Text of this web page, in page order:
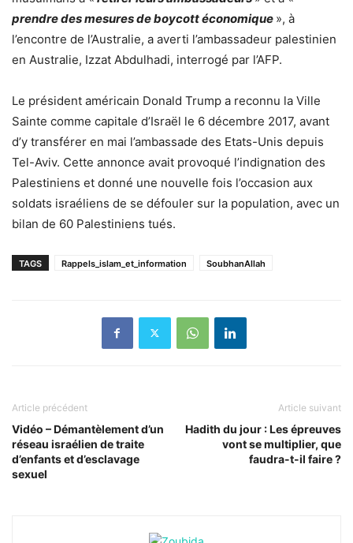
prendre des mesures de boycott économique », à
l’encontre de l’Australie, a averti l’ambassadeur palestinien
en Australie, Izzat Abdulhadi, interrogé par l’AFP.
Le président américain Donald Trump a reconnu la Ville
Sainte comme capitale d’Israël le 6 décembre 2017, avant
d’y transférer en mai l’ambassade des Etats-Unis depuis
Tel-Aviv. Cette annonce avait provoqué l’indignation des
Palestiniens et donné une nouvelle fois l’occasion aux
soldats israéliens de se défouler sur la population, avec un
bilan de 60 Palestiniens tués.
TAGS Rappels_islam_et_information SoubhanAllah
Article précédent
Vidéo – Démantèlement d’un
réseau israélien de traite
d’enfants et d’esclavage
sexuel
Article suivant
Hadith du jour : Les épreuves
vont se multiplier, que
faudra-t-il faire ?